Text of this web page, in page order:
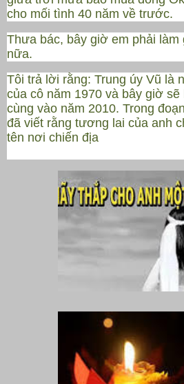
cho mối tình 40 năm về trước.
Thưa bác, bây giờ em phải làm
nữa.
Tôi trả lời rằng: Trung úy Vũ là
của cô năm 1970 và bây giờ
cùng vào năm 2010. Trong
đã viết rằng tương lai của anh
tên nơi chiến địa